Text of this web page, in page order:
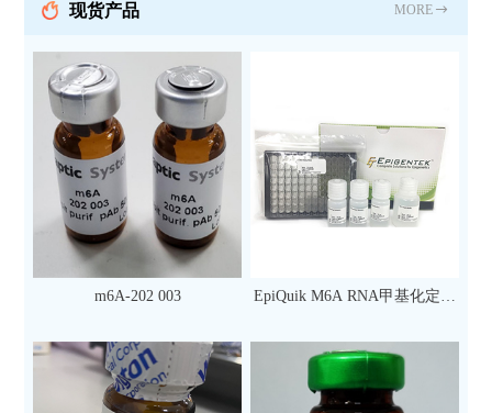
现货产品 MORE
m6A-202 003
EpiQuik M6A RNA甲基化定量
次）